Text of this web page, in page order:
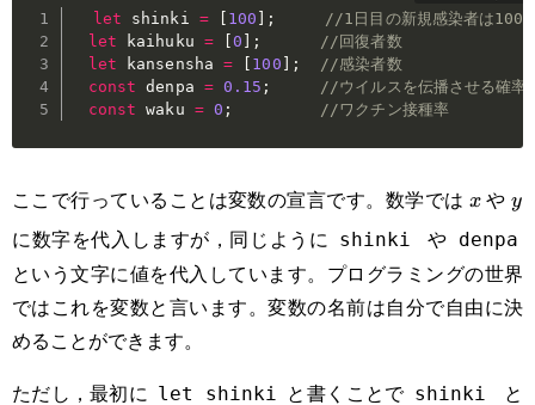
let shinki = 100 ;
//1日目の新規感染者は100
let kaihuku = [0 ;
//回復者数
let kansensha = 100 ;
//感染者数
const denpa = 0.15 ;
//ウイルスを伝播させる確率
const waku = 0 ; //ワクチン接種率
ここで行っていることは変数の宣言です。数学では x
x や y
y
に数字を代入しますが，同じように shinki や denpa
という文字に値を代入しています。プログラミングの世界
ではこれを変数と言います。変数の名前は自分で自由に決
めることができます。
ただし，最初に let shinki と書くことで shinki
と